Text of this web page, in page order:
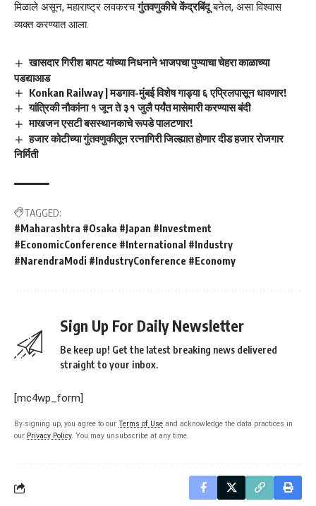
मिळाले असून, महाराष्ट्र लवकरचगुंतवणुकीचे केंद्रबिंदूबनेल, असा विश्वास
व्यक्त करण्यात आला.
खासदार गिरीश बापट यांच्या निधनाने भाजपचा पुण्याचा चेहरा काळाच्या
पडद्याआड
Konkan Railway | मडगाव-मुंबई विशेष गाड्या ६ एप्रिलपासून धावणार!
यांत्रिकी नौकांना १ जून ते ३१ जुलै पर्यंत मासेमारी करण्यास बंदी
माखजन एसटी बसस्थानकाचे रूपडे पालटणार!
हजार कोटीच्या गुंतवणुकीतून रत्नागिरी जिल्ह्यात होणार दीड हजार रोजगार
निर्मिती
TAGGED:
#Maharashtra #Osaka #Japan #Investment
#EconomicConference #International #Industry
#NarendraModi #IndustryConference #Economy
Sign Up For Daily Newsletter
Be keep up! Get the latest breaking news delivered
straight to your inbox.
[mc4wp_form]
By signing up, you agree to our Terms of Use and acknowledge the data practices in
our Privacy Policy. You may unsubscribe at any time.